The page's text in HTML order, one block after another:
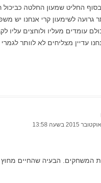
החליט שמעון החלטה כביכול
גרועה לשימעון קרי אנחנו יש
עומדים מעליו ולוחצים עליו
עדיין מצליחים לא לוותר
המשחקים. הבעיה שהחיים